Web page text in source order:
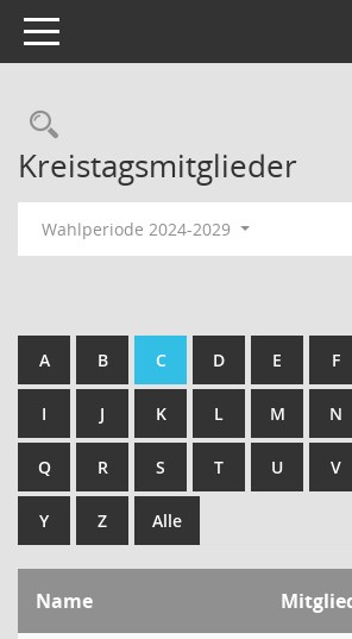
Toggle navigation
Kreistagsmitglieder
Wahlperiode 2024-2029
A B C D E F
I J K L M N
Q R S T U V
Y Z Alle
Name